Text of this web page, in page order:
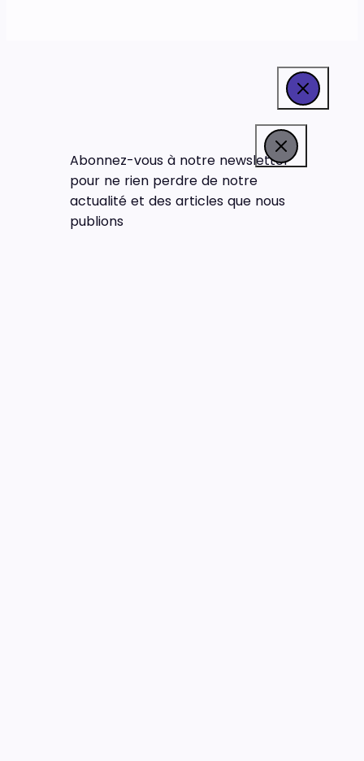
Abonnez-vous à notre newsletter
pour ne rien perdre de notre
actualité et des articles que nous
publions